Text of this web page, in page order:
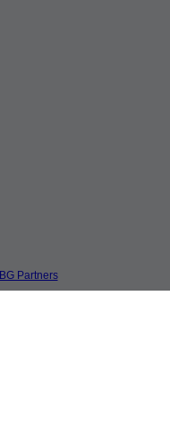
BG Partners